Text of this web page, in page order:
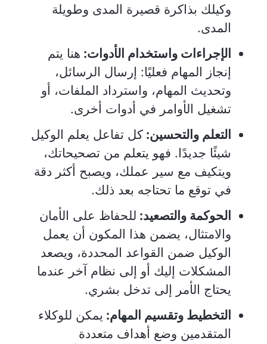
وكيلك بذاكرة قصيرة المدى وطويلة
المدى.
الإجراءات واستخدام الأدوات: هنا يتم
إنجاز المهام فعليًا: إرسال الرسائل،
وتحديث المهام، واسترداد الملفات، أو
تشغيل الأوامر في أدوات أخرى.
التعلم والتحسين: كل تفاعل يعلم الوكيل
شيئًا جديدًا. فهو يتعلم من تصحيحاتك،
ويتكيف مع سير عملك، ويصبح أكثر دقة
في توقع ما تحتاجه بعد ذلك.
الحوكمة والتصعيد: للحفاظ على الأمان
والامتثال، يضمن هذا المكون أن يعمل
الوكيل ضمن القواعد المحددة، ويصعد
المشكلات إليك أو إلى نظام آخر عندما
يحتاج الأمر إلى تدخل بشري.
التخطيط وتقسيم المهام: يمكن للوكلاء
المتقدمين وضع أهداف متعددة